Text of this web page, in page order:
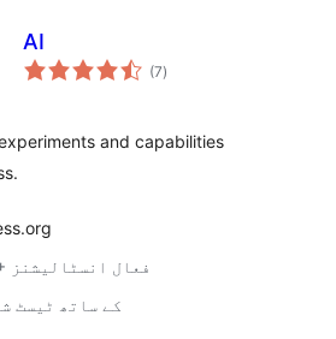
AI
(7مجموعی
درجہ
)
and capabilities
40,000+ فعال انسٹالیشنز
7.0.3 کے ساتھ ٹیسٹ